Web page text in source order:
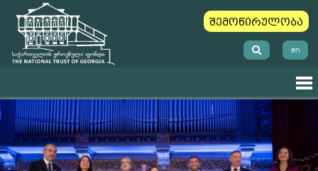
შემოწირულობა
en